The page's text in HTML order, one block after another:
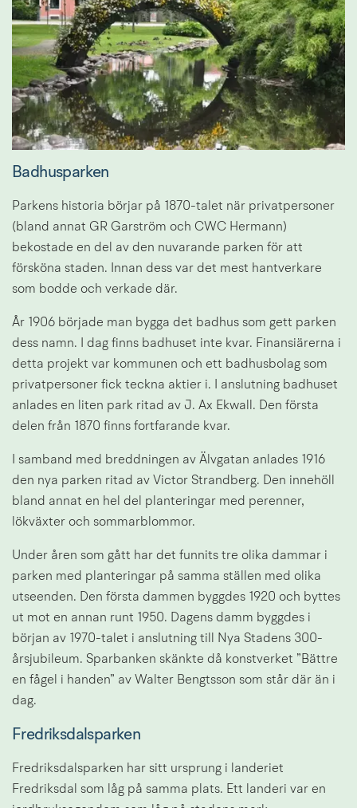
Badhusparken
Parkens historia börjar på 1870-talet när privatpersoner
(bland annat GR Garström och CWC Hermann)
bekostade en del av den nuvarande parken för att
försköna staden. Innan dess var det mest hantverkare
som bodde och verkade där.
År 1906 började man bygga det badhus som gett parken
dess namn. I dag finns badhuset inte kvar. Finansiärerna i
detta projekt var kommunen och ett badhusbolag som
privatpersoner fick teckna aktier i. I anslutning badhuset
anlades en liten park ritad av J. Ax Ekwall. Den första
delen från 1870 finns fortfarande kvar.
I samband med breddningen av Älvgatan anlades 1916
den nya parken ritad av Victor Strandberg. Den innehöll
bland annat en hel del planteringar med perenner,
lökväxter och sommarblommor.
Under åren som gått har det funnits tre olika dammar i
parken med planteringar på samma ställen med olika
utseenden. Den första dammen byggdes 1920 och byttes
ut mot en annan runt 1950. Dagens damm byggdes i
början av 1970-talet i anslutning till Nya Stadens 300-
årsjubileum. Sparbanken skänkte då konstverket ”Bättre
en fågel i handen” av Walter Bengtsson som står där än i
dag.
Fredriksdalsparken
Fredriksdalsparken har sitt ursprung i landeriet
Fredriksdal som låg på samma plats. Ett landeri var en